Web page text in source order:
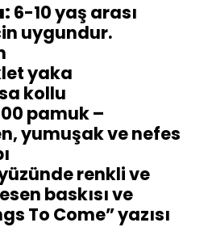
6-10 yaş arası
uygundur.
yaka
kollu
pamuk –
yumuşak ve nefes
renkli ve
baskısı ve
To Come” yazısı